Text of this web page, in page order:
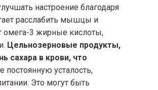
настроение благодаря
расслабить мышцы и
омега-3 жирные кислоты,
Цельнозерновые продукты,
сахара в крови, что
постоянную усталость,
Это могут быть